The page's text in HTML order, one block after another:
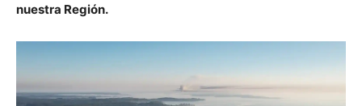
nuestra Región.